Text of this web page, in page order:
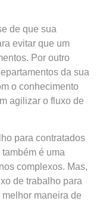
de que sua
evitar que um
Por outro
da sua
o conhecimento
agilizar o fluxo de
para contratados
é uma
complexos. Mas,
de trabalho para
maneira de